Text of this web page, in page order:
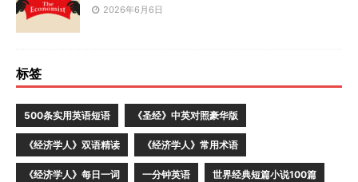
2026年6月6日
标签
500条实用英语短语 《圣经》中英对照豪华版
《经济学人》双语精读 《经济学人》常用术语
《经济学人》每日一词 一分钟英语 世界经典短篇小说100篇